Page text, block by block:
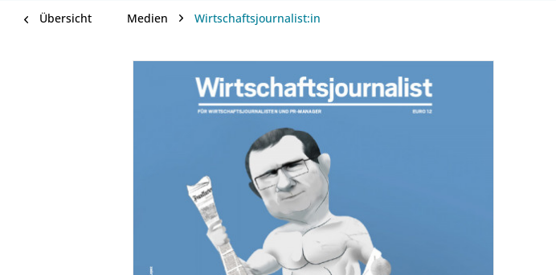
Übersicht Medien Wirtschaftsjournalist:in